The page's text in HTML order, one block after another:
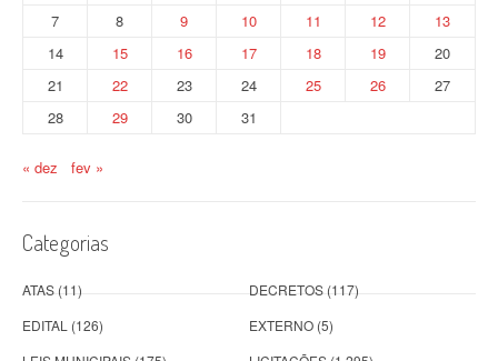
o
t
s
7
8 9 10 11 12
13
14
15 16 17 18 19
20
21
22 23 24 25 26
27
28
29 30 31
« dez fev »
Categorias
ATAS (11) DECRETOS (117)
EDITAL (126) EXTERNO (5)